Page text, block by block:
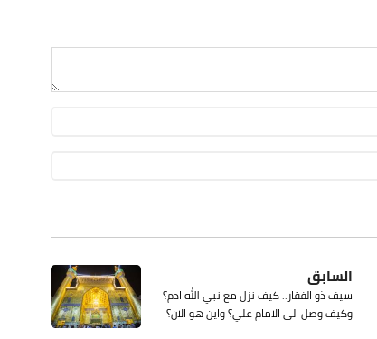
السابق
سيف ذو الفقار.. كيف نزل مع نبي الله ادم؟
وكيف وصل الى الامام علي؟ واين هو الان؟!